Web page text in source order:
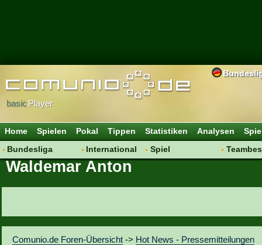
basicPlayer
Home Spielen Pokal Tippen Statistiken Analysen
Bundesliga
Hot News
Vereinsfragen
International
Vereine
Spiel
Waldemar Anton
Comunio.de Foren-Übersicht -> Hot News - Pressemitteilungen